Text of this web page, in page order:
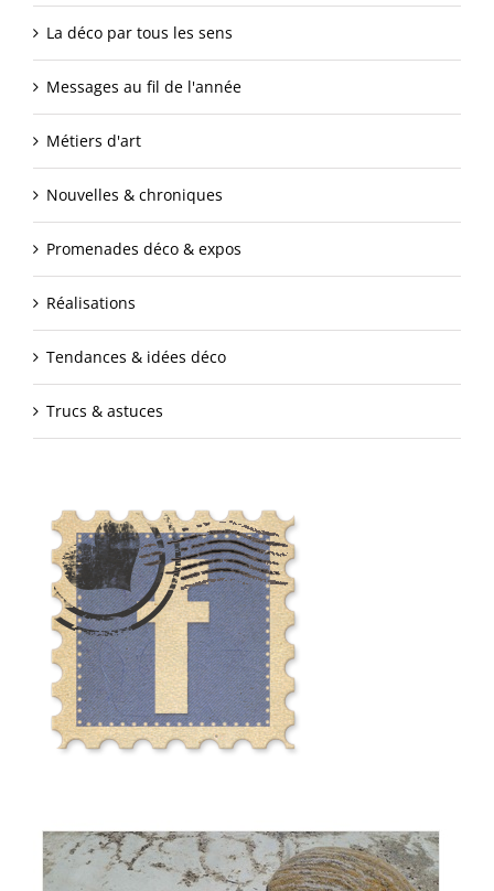
La déco par tous les sens
Messages au fil de l'année
Métiers d'art
Nouvelles & chroniques
Promenades déco & expos
Réalisations
Tendances & idées déco
Trucs & astuces